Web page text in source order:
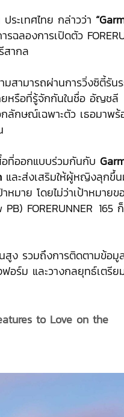
ะเทศไทย กล่าวว่า
รฉลองการเปิดตัว
สากล
สามารถผ่านการวิ่งซิตี้รันร
หรือที่รู้จักกันในชื่อ อัญชลี
ลักษณ์เฉพาะตัว เธอมาพ
อที่ออกแบบร่วมกันกับ
และส่งเสริมให้ผู้หญิงลุกขึ้
หมาย โดยไม่ว่าเป้าหมาย
FORERUNNER 165
สูง รวมถึงการติดตามข้อ
อร์ม และวางกลยุทธ์เตรี
to Love on the